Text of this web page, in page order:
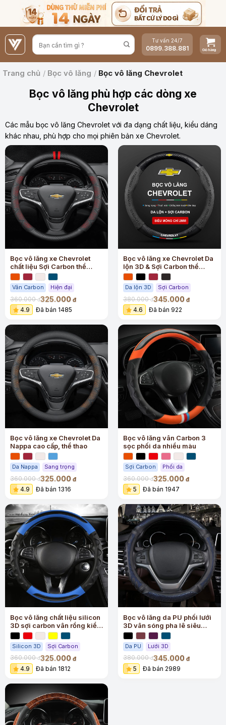
nội
dung
Tư vấn 24/7
0899.388.881
Trang chủ / Bọc vô lăng / Bọc vô lăng Chevrolet
Bọc vô lăng phù hợp các dòng xe
Chevrolet
Các mẫu bọc vô lăng Chevrolet với đa dạng chất liệu, kiểu dáng
khác nhau, phù hợp cho mọi phiên bản xe Chevrolet.
Bọc vô lăng xe Chevrolet
chất liệu Sợi Carbon thể
thao, cao cấp
Vân Carbon Hiện đại
360.000đ325.000 đ
4.9 Đã bán 1485
Bọc vô lăng xe Chevrolet Da
lộn 3D & Sợi Carbon thể
thao, cao cấp
Da lộn 3D Sợi Carbon
380.000đ345.000 đ
4.6 Đã bán 922
Bọc vô lăng xe Chevrolet Da
Nappa cao cấp, thể thao
Da Nappa Sang trọng
360.000đ325.000 đ
4.9 Đã bán 1316
Bọc vô lăng vân Carbon 3
sọc phối da nhiều màu
Sợi Carbon Phối da
360.000đ325.000 đ
5 Đã bán 1947
Bọc vô lăng chất liệu silicon
3D sợi carbon vân rồng kiểu
mới
Silicon 3D Sợi Carbon
360.000đ325.000 đ
4.9 Đã bán 1812
Bọc vô lăng da PU phối lưới
3D vân sóng pha lê siêu
sang
Da PU Lưới 3D
380.000đ345.000 đ
5 Đã bán 2989